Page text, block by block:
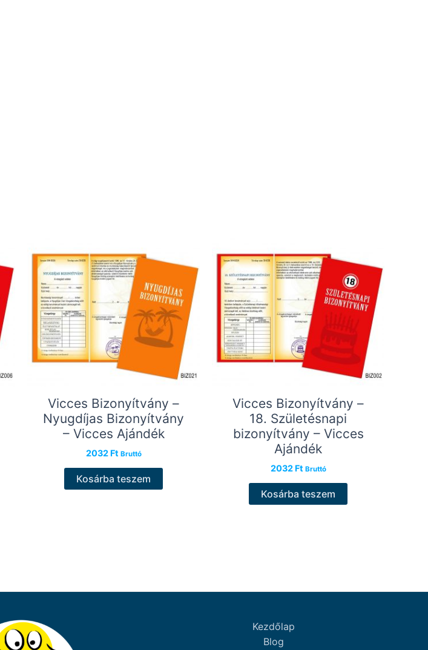
Vicces Bizonyítvány –
Nyugdíjas Bizonyítvány
– Vicces Ajándék
2032 Ft Bruttó
Kosárba teszem
Vicces Bizonyítvány –
18. Születésnapi
bizonyítvány – Vicces
Ajándék
2032 Ft Bruttó
Kosárba teszem
Kezdőlap
Blog